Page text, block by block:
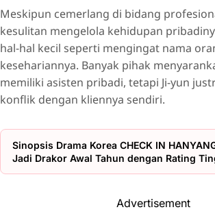
Meskipun cemerlang di bidang
kesulitan mengelola kehidupan
hal-hal kecil seperti mengingat nama
kesehariannya. Banyak pihak
memiliki asisten pribadi, tetapi Ji-yun
konflik dengan kliennya sendiri.
Sinopsis Drama Korea CHECK IN
Jadi Drakor Awal Tahun dengan Rating
Advertisement